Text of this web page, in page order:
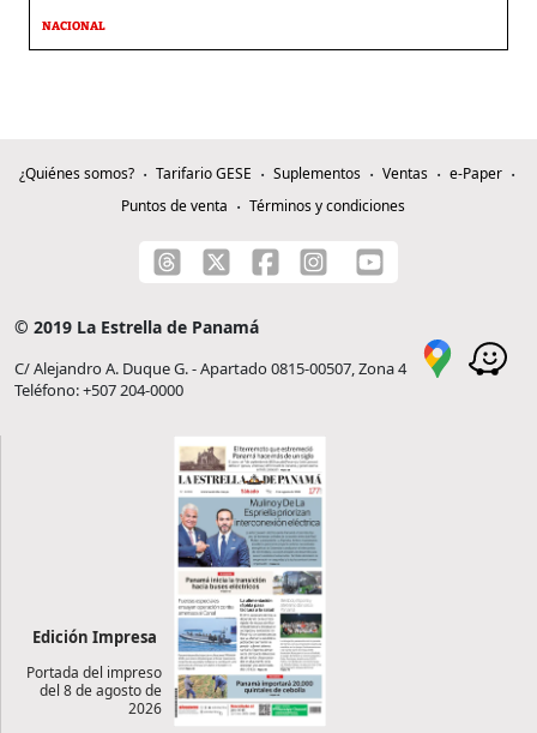
NACIONAL
¿Quiénes somos? Tarifario GESE Suplementos Ventas
e-Paper
Puntos de venta
Términos y condiciones
© 2019 La Estrella de Panamá
C/ Alejandro A. Duque G. - Apartado 0815-00507, Zona 4
Teléfono: +507 204-0000
Edición Impresa
Portada del impreso
del 8 de agosto de
2026